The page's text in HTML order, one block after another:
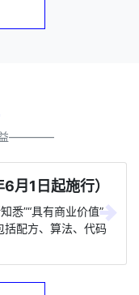
益————
月1日起施行）
悉”“具有商业价值”
括配方、算法、代码